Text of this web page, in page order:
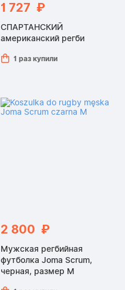
1 727 ₽
СПАРТАНСКИЙ
американский регби
1 раз купили
2 800 ₽
Мужская регбийная
футболка Joma Scrum,
черная, размер M